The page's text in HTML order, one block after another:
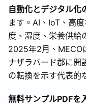
自動化とデジタル化
ます。AI、IoT、高
度、湿度、栄養供給
2025年2月、MECO
ナザラバード郡に開
の転換を示す代表的
無料サンプルPDFを